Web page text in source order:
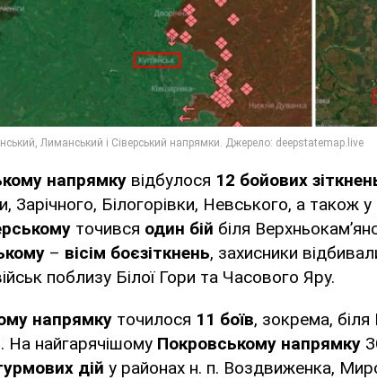
напрямку відбулося 12 бойових
Зарічного, Білогорівки, Невського, а також
точився один бій біля
– вісім боєзіткнень, захисники
поблизу Білої Гори та Часового Яру.
напрямку точилося 11 боїв, зокрема,
На найгарячішому Покровському напрямку
дій у районах н. п. Воздвиженка,